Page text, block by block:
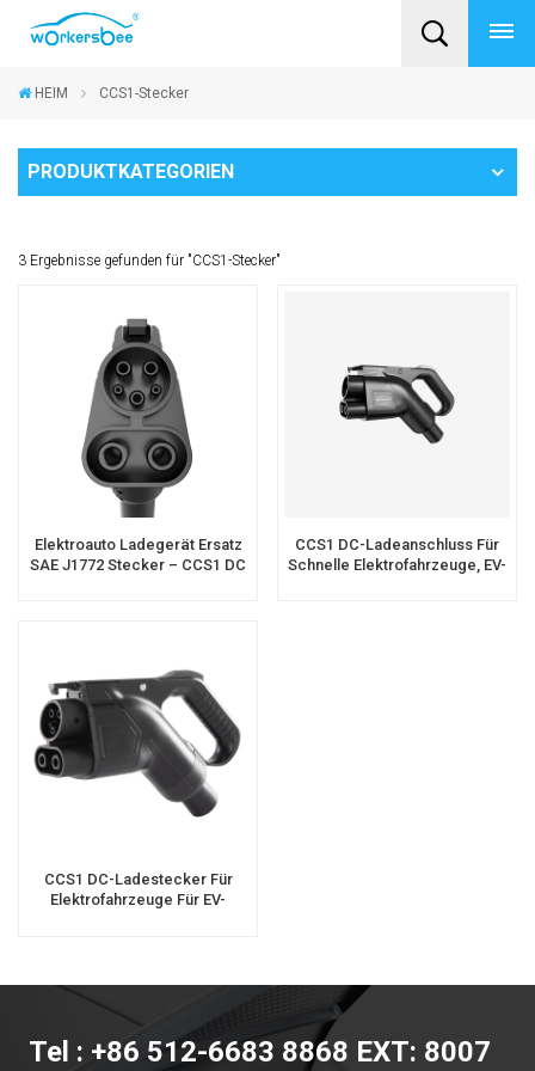
HEIM CCS1-Stecker
PRODUKTKATEGORIEN
3 Ergebnisse gefunden für "CCS1-Stecker"
Elektroauto Ladegerät Ersatz
SAE J1772 Stecker – CCS1 DC
CCS1 DC-Ladeanschluss Für
Schnelle Elektrofahrzeuge, EV-
CCS1 DC-Ladestecker Für
Elektrofahrzeuge Für EV-
Tel : +86 512-6683 8868 EXT: 8007